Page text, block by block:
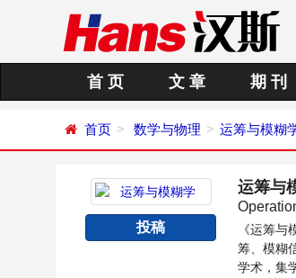
首 页 文 章 期 刊
首页 数学与物理 运筹与模糊
投稿
运筹与
《运筹
筹、模糊
学术，集